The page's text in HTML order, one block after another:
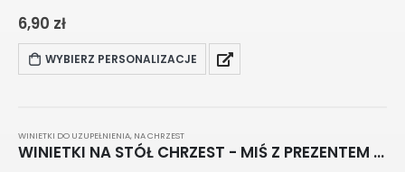
6,90 zł
WYBIERZ PERSONALIZACJE
WINIETKI DO UZUPEŁNIENIA, NA CHRZEST
WINIETKI NA STÓŁ CHRZEST - MIŚ Z PREZENTEM F052